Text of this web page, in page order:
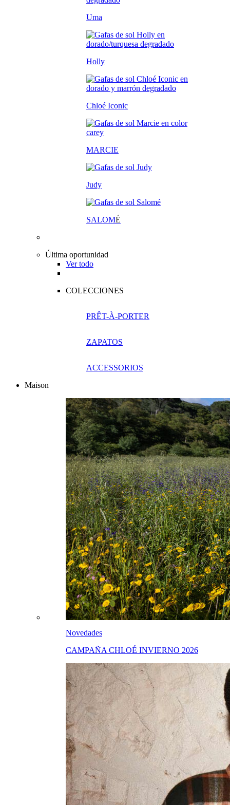
Uma
Holly
Chloé Iconic
MARCIE
Judy
SALOMÉ
Última oportunidad
Ver todo
COLECCIONES
PRÊT-À-PORTER
ZAPATOS
ACCESSORIOS
Maison
Novedades
CAMPAÑA CHLOÉ INVIERNO 2026